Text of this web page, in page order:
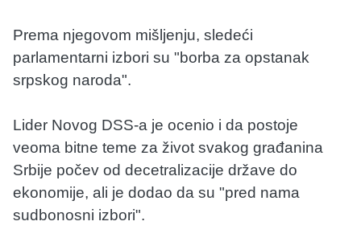
Prema njegovom mišljenju, sledeći
parlamentarni izbori su "borba za opstanak
srpskog naroda".
Lider Novog DSS-a je ocenio i da postoje
veoma bitne teme za život svakog građanina
Srbije počev od decetralizacije države do
ekonomije, ali je dodao da su "pred nama
sudbonosni izbori".